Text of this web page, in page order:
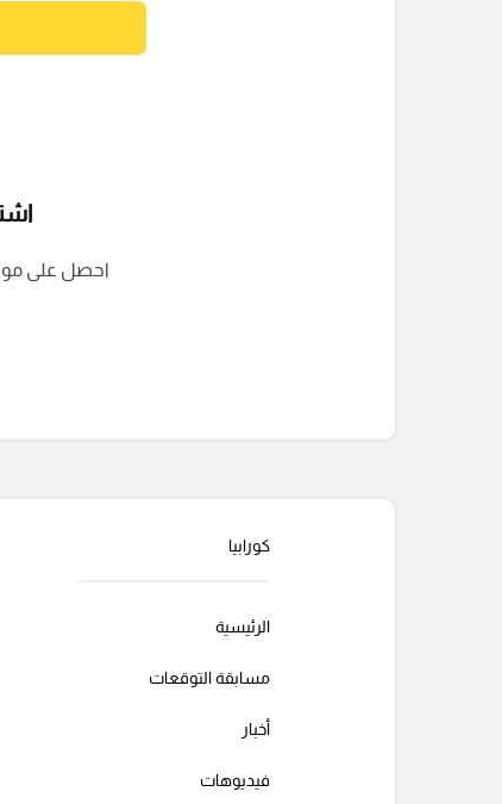
احصل على
كورابيا
الرئيسية
مسابقة التوقعات
أخبار
فيديوهات